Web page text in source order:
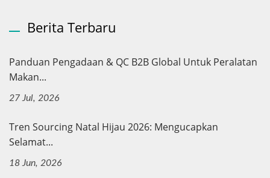
Berita Terbaru
Panduan Pengadaan & QC B2B Global Untuk Peralatan
Makan...
27 Jul, 2026
Tren Sourcing Natal Hijau 2026: Mengucapkan
Selamat...
18 Jun, 2026